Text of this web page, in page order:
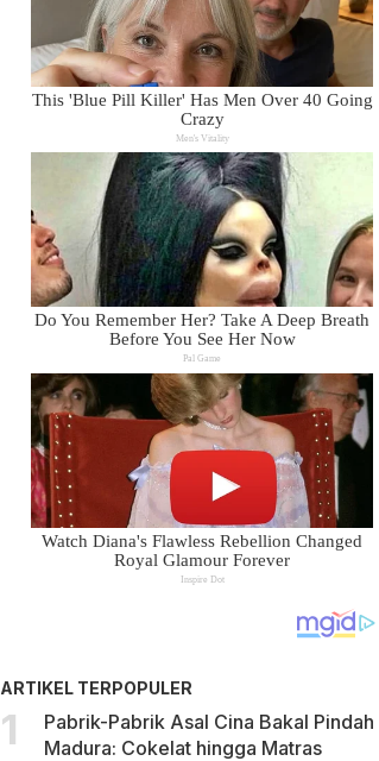
ARTIKEL TERPOPULER
Pabrik-Pabrik Asal Cina Bakal Pindah
Madura: Cokelat hingga Matras